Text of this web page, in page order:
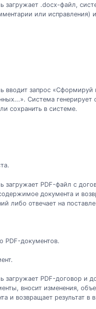
загружает .docx-файл,
или
вводит запрос
Система
сохранить в системе.
загружает PDF-файл с
документа и
либо отвечает на
PDF-документов.
загружает PDF-договор и
вносит изменения,
и возвращает результат в